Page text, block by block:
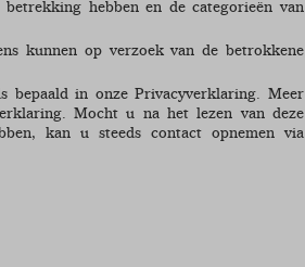
hebben en de categorieën van
kunnen op verzoek van de betrokkene
bepaald in onze Privacyverklaring. Meer
Mocht u na het lezen van deze
kan u steeds contact opnemen via